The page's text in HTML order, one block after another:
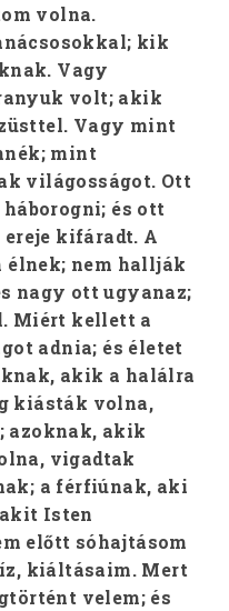
volna.
kik
Vagy
volt; akik
Vagy mint
mint
világosságot. Ott
és ott
kifáradt. A
nem hallják
nagy ott ugyanaz;
Miért kellett a
adnia; és életet
akik a halálra
kiásták volna,
azoknak, akik
vigadtak
a férfiúnak, aki
Isten
előtt sóhajtásom
kiáltásaim. Mert
velem; és